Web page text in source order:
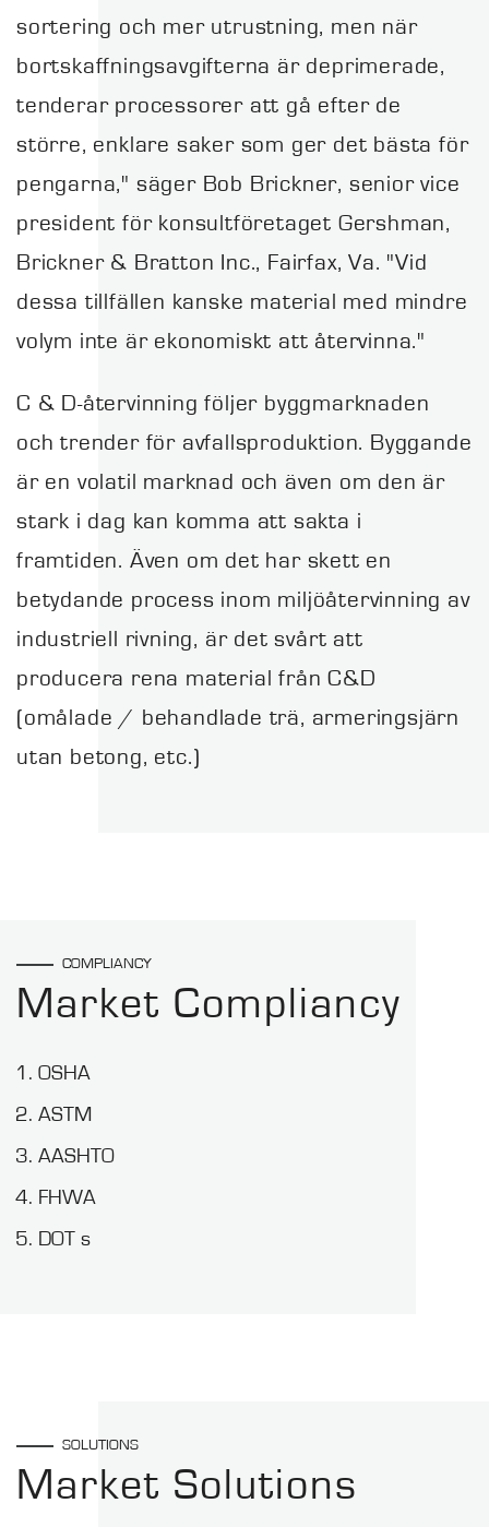
sortering och mer utrustning, men när
bortskaffningsavgifterna är deprimerade,
tenderar processorer att gå efter de
större, enklare saker som ger det bästa för
pengarna," säger Bob Brickner, senior vice
president för konsultföretaget Gershman,
Brickner & Bratton Inc., Fairfax, Va. "Vid
dessa tillfällen kanske material med mindre
volym inte är ekonomiskt att återvinna."
C & D-återvinning följer byggmarknaden
och trender för avfallsproduktion. Byggande
är en volatil marknad och även om den är
stark i dag kan komma att sakta i
framtiden. Även om det har skett en
betydande process inom miljöåtervinning av
industriell rivning, är det svårt att
producera rena material från C&D
(omålade / behandlade trä, armeringsjärn
utan betong, etc.)
COMPLIANCY
Market Compliancy
OSHA
ASTM
AASHTO
FHWA
DOT s
SOLUTIONS
Market Solutions